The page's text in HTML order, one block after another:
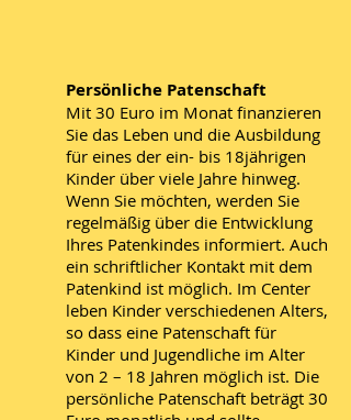
Persönliche Patenschaft
Mit 30 Euro im Monat finanzieren
Sie das Leben und die Ausbildung
für eines der ein- bis 18jährigen
Kinder über viele Jahre hinweg.
Wenn Sie möchten, werden Sie
regelmäßig über die Entwicklung
Ihres Patenkindes informiert. Auch
ein schriftlicher Kontakt mit dem
Patenkind ist möglich. Im Center
leben Kinder verschiedenen Alters,
so dass eine Patenschaft für
Kinder und Jugendliche im Alter
von 2 – 18 Jahren möglich ist. Die
persönliche Patenschaft beträgt 30